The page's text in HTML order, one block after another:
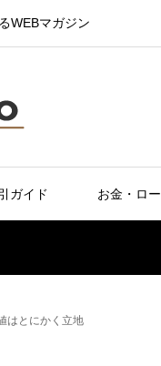
WEBマガジン
ガイド お金・ロ
はとにかく立地